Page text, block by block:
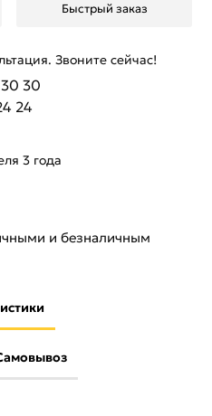
3 года
и безналичным
Быстрый заказ
Звоните сейчас!
30
24